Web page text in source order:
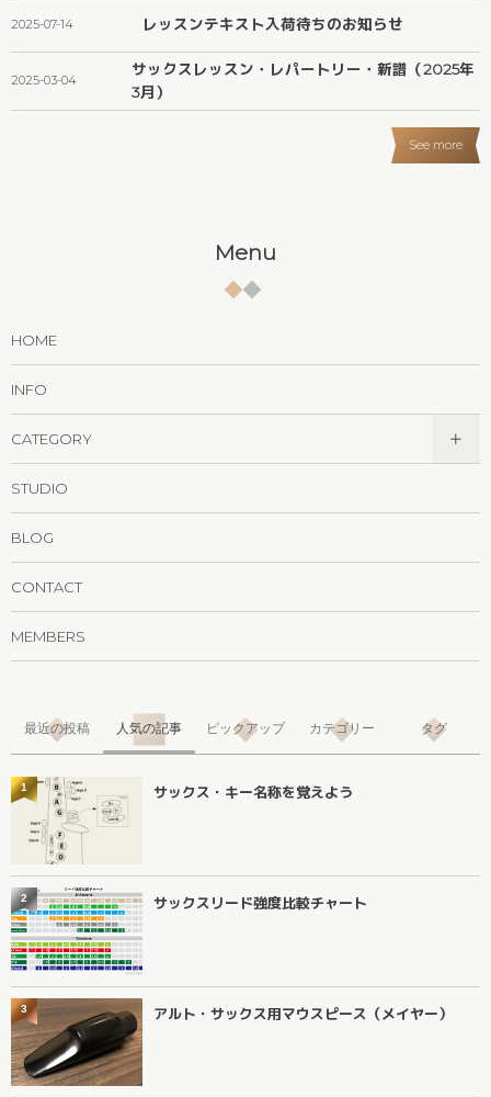
2025-07-14 レッスンテキスト入荷待ちのお知らせ
2025-03-04
サックスレッスン・レパートリー・新譜（2025年
3月）
See more
Menu
HOME
INFO
CATEGORY
STUDIO
BLOG
CONTACT
MEMBERS
最近の投稿 人気の記事 ピックアップ カテゴリー タグ
サックス・キー名称を覚えよう
1
サックスリード強度比較チャート
2
アルト・サックス用マウスピース（メイヤー）
3